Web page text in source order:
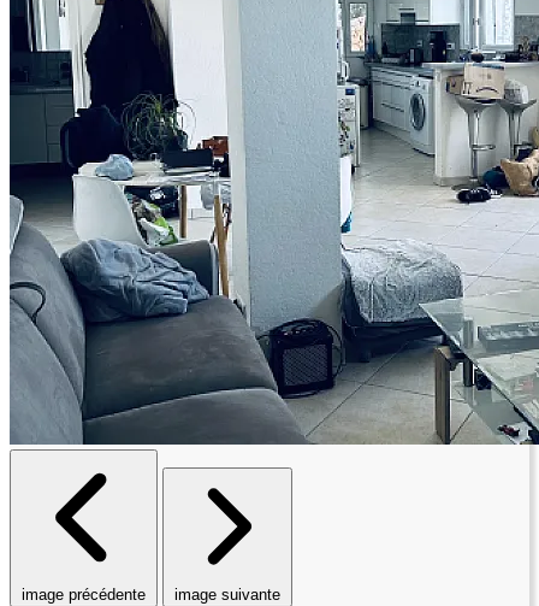
image précédente image suivante